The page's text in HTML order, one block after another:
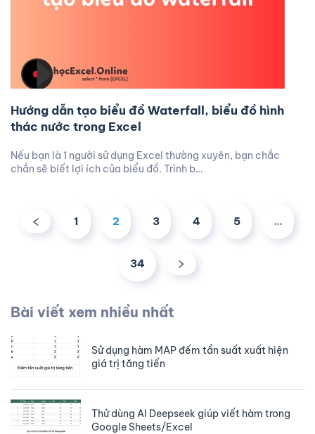
Hướng dẫn tạo biểu đồ Waterfall, biểu đồ hình
thác nước trong Excel
Nếu bạn là 1 người sử dụng Excel thường xuyên, bạn chắc
chắn sẽ biết lợi ích của biểu đồ. Trình b…
1 2 3 4 5 …
34
Bài viết xem nhiều nhất
Sử dụng hàm MAP đếm tần suất xuất hiện
giá trị tăng tiến
Thử dùng AI Deepseek giúp viết hàm trong
Google Sheets/Excel